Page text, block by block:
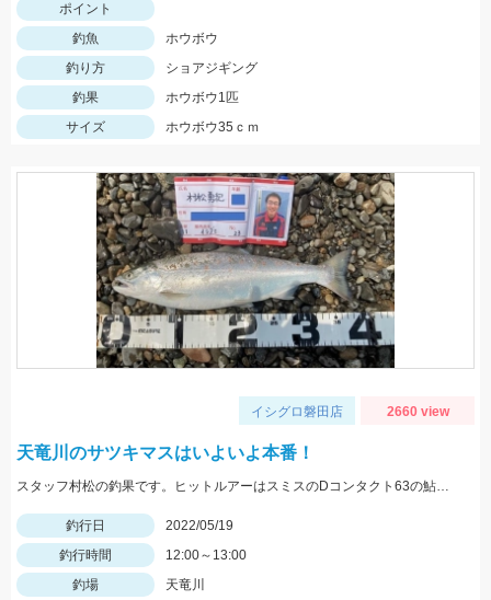
ポイント
釣魚
ホウボウ
釣り方
ショアジギング
釣果
ホウボウ1匹
サイズ
ホウボウ35ｃｍ
イシグロ磐田店 2660 view
天竜川のサツキマスはいよいよ本番！
スタッフ村松の釣果です。ヒットルアーはスミスのDコンタクト63の鮎カラー。
釣行日
2022/05/19
釣行時間
12:00～13:00
釣場
天竜川